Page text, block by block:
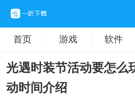
首页 游戏 软件
光遇时装节活动要怎么
动时间介绍